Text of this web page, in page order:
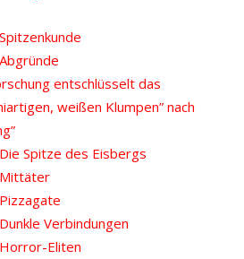
entschlüsselt das
weißen Klumpen” nach
Spitze des Eisbergs
Verbindungen
Eliten